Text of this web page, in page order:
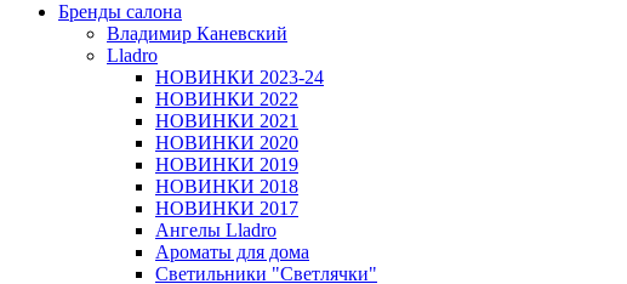
Бренды салона
Владимир Каневский
Lladro
НОВИНКИ 2023-24
НОВИНКИ 2022
НОВИНКИ 2021
НОВИНКИ 2020
НОВИНКИ 2019
НОВИНКИ 2018
НОВИНКИ 2017
Ангелы Lladro
Ароматы для дома
Светильники "Светлячки"